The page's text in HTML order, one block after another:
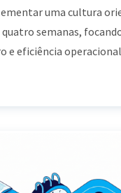
uma cultura
quatro semanas,
e eficiência